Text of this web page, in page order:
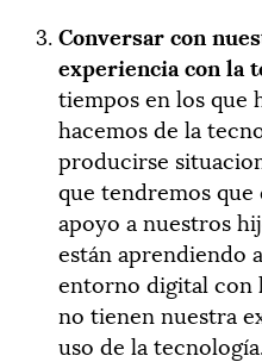
Conversar con
experiencia con la
tiempos en los que
hacemos de la
producirse
que tendremos
apoyo a nuestros
están aprendiendo
entorno digital con
no tienen nuestra
uso de la